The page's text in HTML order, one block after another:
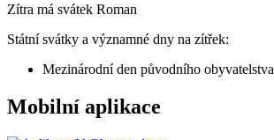
Zítra má svátek Roman
Státní svátky a významné dny na zítřek:
Mezinárodní den původního obyvatelstva
Mobilní aplikace